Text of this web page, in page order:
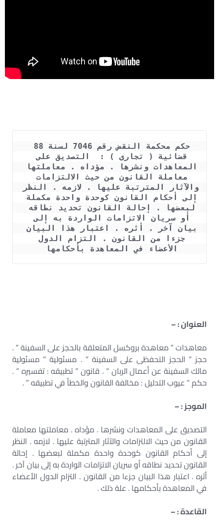
قضائية ( تجارى ) :  التصديق على
أو سريان الاتزامات الواردة به إلى
الأعضاء في المعاهدة بأحكامها
العنوان : –
معاهدات ” معاهدة بروكسل المتعلقة بالحجز على السفينة ” .
حجز ” الحجز التحفظى على السفينة ” . مسئولية ” مسئولية
مالك السفينة عن أعمال الربان ” . قانون ” تطبيقه : تفسيره ” .
حكم ” عيوب التدليل : مخالفة القانون والخطأ في تطبيقه ” .
الموجز : –
التصديق على المعاهدات ونشرها . مؤداه . معاملتها معاملة
القانون من حيث الالتزامات والآثار المترتبة عليها . لازمه . النظر
إلى أحكام القانون كوحدة واحدة مكملة لبعضها . إحالة
القانون تحديد نطاقه أو سريان الاتزامات الواردة به إلى بيان آخر .
أثره . اعتبار هذا البيان جزءا من القانون . التزام الدول الأعضاء
في المعاهدة بأحكامها . علة ذلك .
القاعدة : –